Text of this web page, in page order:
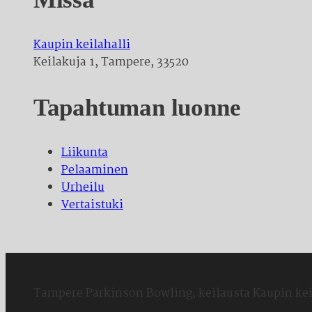
Kaupin keilahalli
Keilakuja 1, Tampere, 33520
Tapahtuman luonne
Liikunta
Pelaaminen
Urheilu
Vertaistuki
Tampere Parkinson Bowling, keilausta Kaupin